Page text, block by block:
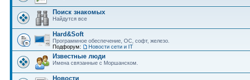
Поиск знакомых
Найдутся все
Hard&Soft
Программное обеспечение, ОС, софт, железо.
Подфорум:
Новости сети и IT
Известные люди
Имена связанные с Моршанском.
Новости